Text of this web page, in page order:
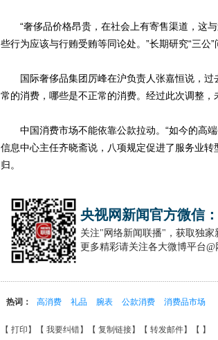
“奢侈品价格昂贵，在社会上有寄售渠道，这与
些行为应该与行贿受贿等同论处。”长期研究“三公
国际奢侈品集团厉峰在沪负责人张嘉恒说，过
常的消费，哪些是不正常的消费。经过此次调整，
中国消费市场不能依靠公款拉动。“如今的高端
信息中心主任齐晓斋说，八项规定促进了服务业
归。
央视网新闻官方微信
关注"网络新闻联播"，获取独家
更多精彩请关注各大微博平台@
热词： 高消费 礼品 腕表 公款消费 消费品市场
【 打印 】【 我要纠错】【 复制链接】【 转发邮件】【 】